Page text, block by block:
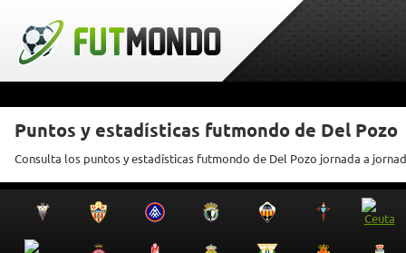
Puntos y estadísticas futmondo de Del Pozo
Consulta los puntos y estadísticas futmondo de Del Pozo jornada a